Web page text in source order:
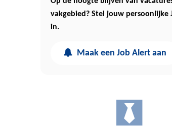
vakgebied? Stel jouw persoonlijke
in.
Maak een Job Alert aan